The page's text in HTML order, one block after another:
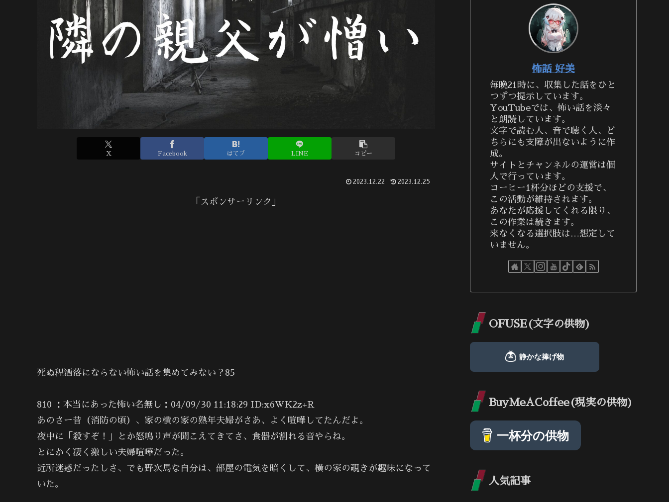
X Facebook はてブ LINE コピー
2023.12.22 2023.12.25
「スポンサーリンク」
死ぬ程洒落にならない怖い話を集めてみない？85
810 ：本当にあった怖い名無し：04/09/30 11:18:29 ID:x6WK2z+R
あのさー昔（消防の頃）、家の横の家の熟年夫婦がさあ、よく喧嘩してたんだよ。
夜中に「殺すぞ！」とか怒鳴り声が聞こえてきてさ、食器が割れる音やらね。
とにかく凄く激しい夫婦喧嘩だった。
近所迷惑だったしさ、でも野次馬な自分は、部屋の電気を暗くして、横の家の覗きが趣味になって
いた。
怖話 好美
毎晩21時に、収集した話をひと
つずつ提示しています。
YouTubeでは、怖い話を淡々
と朗読しています。
文字で読む人、音で聴く人、ど
ちらにも支障が出ないように作
成。
サイトとチャンネルの運営は個
人で行っています。
コーヒー1杯分ほどの支援で、
この活動が維持されます。
あなたが応援してくれる限り、
この作業は続きます。
来なくなる選択肢は…想定して
いません。
OFUSE(文字の供物)
BuyMeACoffee(現実の供物)
一杯分の供物
人気記事